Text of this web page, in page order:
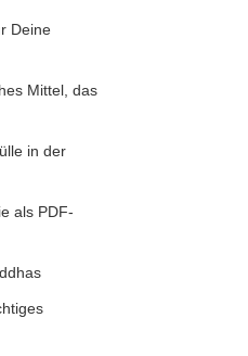
Deine
Mittel, das
in der
als PDF-